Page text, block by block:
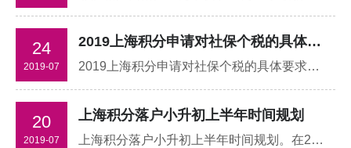
24
2019-07
2019上海积分申请对社保个税的具体要求
2019上海积分申请对社保个税的具体要求。常用朋友来咨询老师：2019上海积分申请对社保个税的具体要求有哪些？是不是社保交的越多越好？或者是不是只要社保达到标准就行了？
20
2019-07
上海积分落户小升初上半年时间规划
上海积分落户小升初上半年时间规划。在2019年即将过半，升学季随之而来的焦虑也愈发强烈，一场硬仗也就马上开始了，家长们是不是有点迷茫和不知所措？不用担心知英教育为您排忧解难。